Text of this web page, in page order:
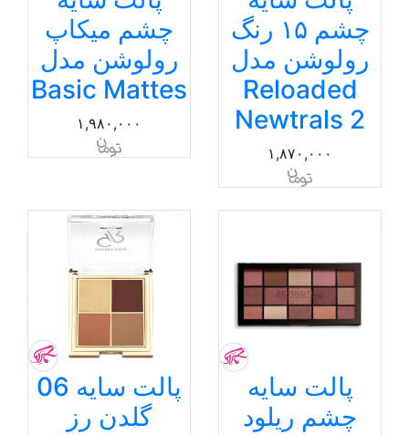
چشم ۱۵ رنگ
رولوشن مدل
Reloaded
Newtrals 2
۱,۸۷۰,۰۰۰
چشم میکاپ
رولوشن مدل
Basic Mattes
۱,۹۸۰,۰۰۰
پالت سایه
چشم ریلود
پالت سایه 06
گلدن رز